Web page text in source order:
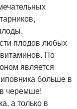
плодов любых
По
является
больше в
черемше!
а только в